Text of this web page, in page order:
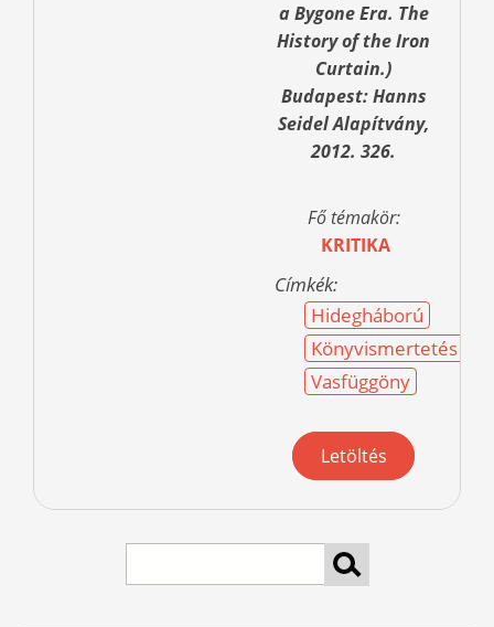
a Bygone Era. The
History of the Iron
Curtain.)
Budapest: Hanns
Seidel Alapítvány,
2012. 326.
Fő témakör:
KRITIKA
Címkék:
Hidegháború
Könyvismertetés
Vasfüggöny
Letöltés